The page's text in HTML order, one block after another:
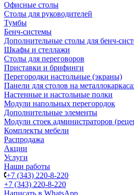
Офисные столы
Столы для руководителей
Тумбы
Бенч-системы
Дополнительные столы для бенч-
Шкафы и стеллажи
Столы для переговоров
Приставки и брифинги
Перегородки настольные (экраны)
Панели для столов на
Настенные и настольные полки
Модули напольных перегородок
Дополнительные элементы
Модули стоек администраторов
Комплекты мебели
Распродажа
Акции
Услуги
Наши работы
+7 (343) 220-8-220
+7 (343) 220-8-220
Написать в WhatsApp